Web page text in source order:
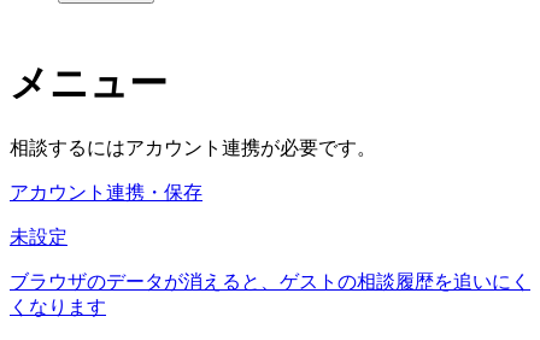
メニュー
相談するにはアカウント連携が必要です。
アカウント連携・保存
未設定
ブラウザのデータが消えると、ゲストの相談履歴を追いにく
くなります